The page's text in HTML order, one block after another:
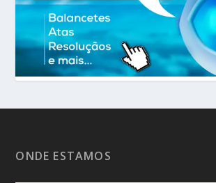
ONDE ESTAMOS